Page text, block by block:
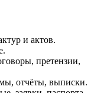
и актов.
претензии,
отчёты, выписки.